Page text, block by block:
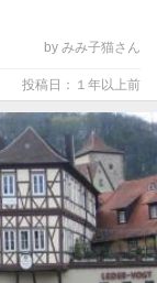
by みみ子猫さん
投稿日：１年以上前